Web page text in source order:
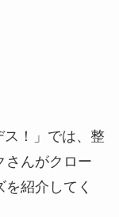
ス！」では、整
さんがクロー
紹介してく